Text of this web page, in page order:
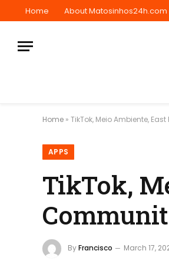
Home About Matosinhos24h.com
Home » TikTok, Meio Ambiente,
APPS
TikTok,
ByFrancisco March 17,